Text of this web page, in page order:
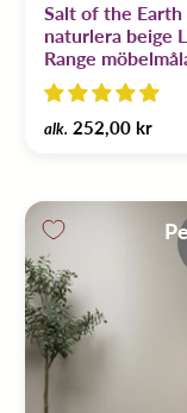
Salt of the Earth
naturlera beige
Range
alk. 252,00 kr